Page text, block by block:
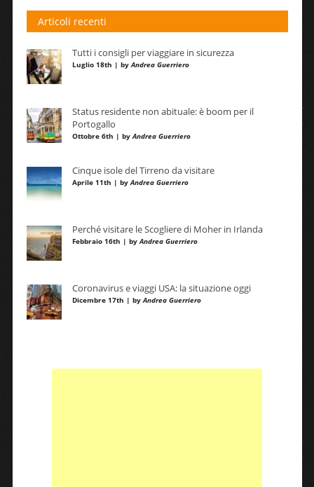
Articoli recenti
Tutti i consigli per viaggiare in sicurezza
Luglio 18th | byAndrea Guerriero
Status residente non abituale: è boom per il
Portogallo
Ottobre 6th | byAndrea Guerriero
Cinque isole del Tirreno da visitare
Aprile 11th | byAndrea Guerriero
Perché visitare le Scogliere di Moher in Irlanda
Febbraio 16th | byAndrea Guerriero
Coronavirus e viaggi USA: la situazione oggi
Dicembre 17th | byAndrea Guerriero